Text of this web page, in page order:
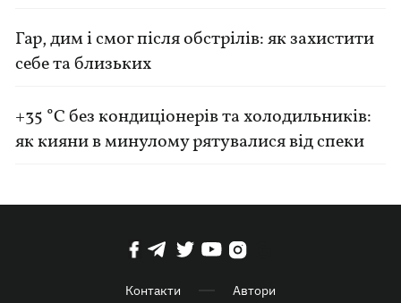
Гар, дим і смог після обстрілів: як захистити
себе та близьких
+35 °C без кондиціонерів та холодильників:
як кияни в минулому рятувалися від спеки
Контакти Автори